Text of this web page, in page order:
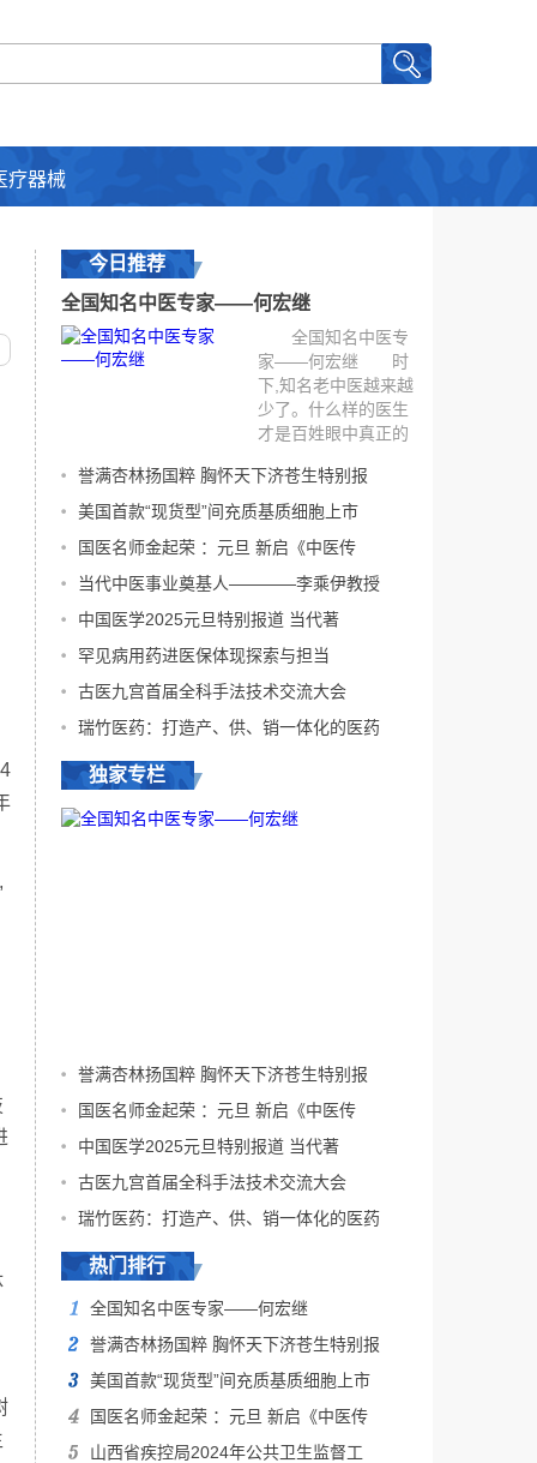
疗器械
今日推荐
全国知名中医专家——何宏继
全国知名中医专
家——何宏继 时
下,知名老中医越来越
少了。什么样的医生
才是百姓眼中真正的
两条:一...
[详细]
誉满杏林扬国粹 胸怀天下济苍生特别报
美国首款“现货型”间充质基质细胞上市
国医名师金起荣 ：元旦 新启《中医传
当代中医事业奠基人————李乘伊教授
中国医学2025元旦特别报道 当代著
罕见病用药进医保体现探索与担当
古医九宫首届全科手法技术交流大会
瑞竹医药：打造产、供、销一体化的医药
独家专栏
誉满杏林扬国粹 胸怀天下济苍生特别报
国医名师金起荣 ：元旦 新启《中医传
中国医学2025元旦特别报道 当代著
古医九宫首届全科手法技术交流大会
瑞竹医药：打造产、供、销一体化的医药
热门排行
全国知名中医专家——何宏继
誉满杏林扬国粹 胸怀天下济苍生特别报
美国首款“现货型”间充质基质细胞上市
国医名师金起荣 ：元旦 新启《中医传
山西省疾控局2024年公共卫生监督工